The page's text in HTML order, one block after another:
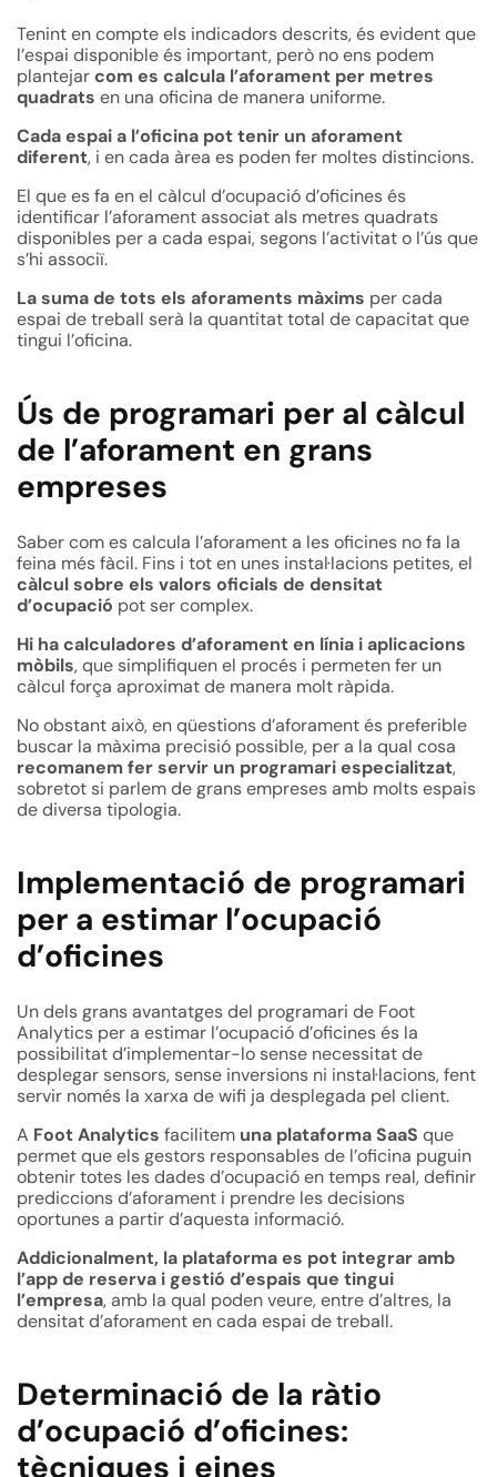
Tenint en compte els indicadors descrits, és evident que
l’espai disponible és important, però no ens podem
plantejarcom es calcula l’aforament per metres
quadrats en una oficina de manera uniforme.
Cada espai a l’oficina pot tenir un aforament
diferent, i en cada àrea es poden fer moltes distincions.
El que es fa en el càlcul d’ocupació d’oficines és
identificar l’aforament associat als metres quadrats
disponibles per a cada espai, segons l’activitat o l’ús que
s’hi associï.
La suma de tots els aforaments màxims per cada
espai de treball serà la quantitat total de capacitat que
tingui l’oficina.
Ús de programari per al càlcul
de l’aforament en grans
empreses
Saber com es calcula l’aforament a les oficines no fa la
feina més fàcil. Fins i tot en unes instal·lacions petites, el
càlcul sobre els valors oficials de densitat
d’ocupació pot ser complex.
Hi ha calculadores d’aforament en línia i aplicacions
mòbils, que simplifiquen el procés i permeten fer un
càlcul força aproximat de manera molt ràpida.
No obstant això, en qüestions d’aforament és preferible
buscar la màxima precisió possible, per a la qual cosa
recomanem fer servir un programari especialitzat,
sobretot si parlem de grans empreses amb molts espais
de diversa tipologia.
Implementació de programari
per a estimar l’ocupació
d’oficines
Un dels grans avantatges del programari de Foot
Analytics per a estimar l’ocupació d’oficines és la
possibilitat d’implementar-lo sense necessitat de
desplegar sensors, sense inversions ni instal·lacions, fent
servir només la xarxa de wifi ja desplegada pel client.
A Foot Analytics facilitem una plataforma SaaS que
permet que els gestors responsables de l’oficina puguin
obtenir totes les dades d’ocupació en temps real, definir
prediccions d’aforament i prendre les decisions
oportunes a partir d’aquesta informació.
Addicionalment, la plataforma es pot integrar amb
l’app de reserva i gestió d’espais que tingui
l’empresa, amb la qual poden veure, entre d’altres, la
densitat d’aforament en cada espai de treball.
Determinació de la ràtio
d’ocupació d’oficines:
tècniques i eines